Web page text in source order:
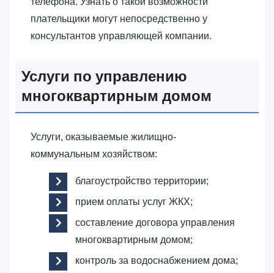
плательщики могут непосредственно у
консультантов управляющей компании.
Услуги по управлению
многоквартирным домом
Услуги, оказываемые жилищно-
коммунальным хозяйством:
благоустройство территории;
прием оплаты услуг ЖКХ;
составление договора управления
многоквартирным домом;
контроль за водоснабжением дома;